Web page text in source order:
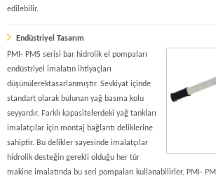
edilebilir.
Endüstriyel Tasarım
PMI- PMS serisi bar hidrolik el pompaları
endüstriyel imalatın ihtiyaçları
düşünülerektasarlanmıştır. Sevkiyat içinde
standart olarak bulunan yağ basma kolu
seyyardır. Farklı kapasitelerdeki yağ tankları
imalatçılar için montaj bağlantı deliklerine
sahiptir. Bu delikler sayesinde imalatçılar
hidrolik desteğin gerekli olduğu her tür
makine imalatında bu seri pompaları kullanabilirler. PMI-